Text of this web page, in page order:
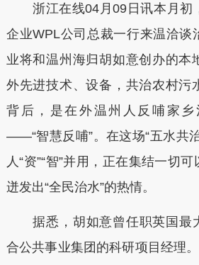
浙江在线04月09日讯本月初
企业WPL公司总裁一行来温洽谈
业将和温州海归胡如意创办的本
外先进技术、设备，共治农村污
背后，是在外温州人反哺家
——“智慧反哺”。在这场“五水共
人“资”“智”并用，正在集结一切
迸发出“全民治水”的热情。
据悉，胡如意曾任职英国最
合公共事业集团的科研项目经理。